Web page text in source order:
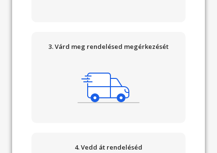
3. Várd meg rendelésed megérkezését
4. Vedd át rendeléséd